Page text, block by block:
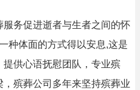
服务促进逝者与生者之间的怀
种体面的方式得以安息,这是
供心语抚慰团队，专业殡
殡葬公司多年来坚持殡葬业